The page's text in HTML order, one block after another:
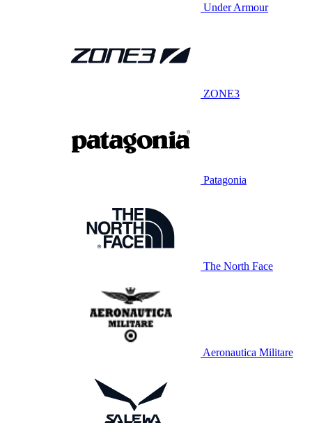
Under Armour
ZONE3
Patagonia
The North Face
Aeronautica Militare